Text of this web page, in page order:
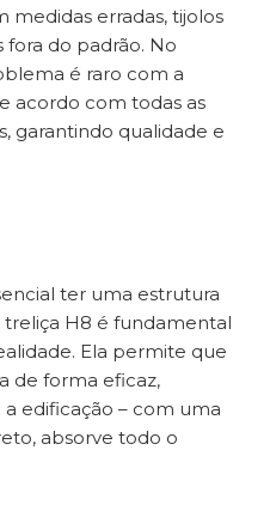
medidas erradas, tijolos
fora do padrão. No
é raro com a
acordo com todas as
garantindo qualidade e
ter uma estrutura
treliça H8 é fundamental
Ela permite que
de forma eficaz,
edificação – com uma
absorve todo o